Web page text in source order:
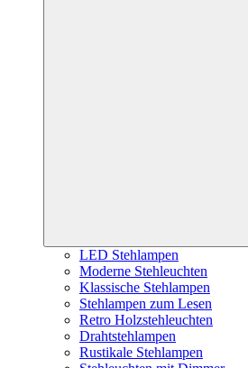
LED Stehlampen
Moderne Stehleuchten
Klassische Stehlampen
Stehlampen zum Lesen
Retro Holzstehleuchten
Drahtstehlampen
Rustikale Stehlampen